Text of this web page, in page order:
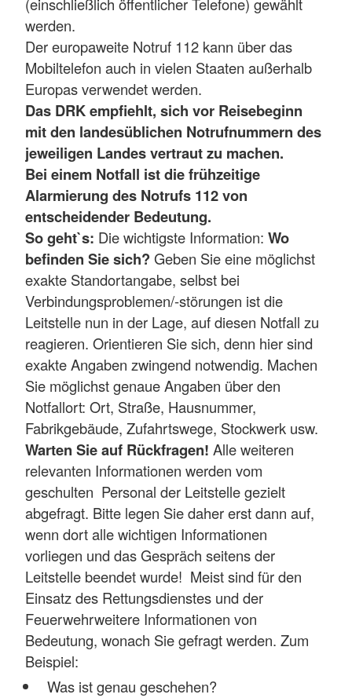
werden.
Der europaweite Notruf 112 kann über das
Mobiltelefon auch in vielen Staaten außerhalb
Europas verwendet werden.
Das DRK empfiehlt, sich vor Reisebeginn
mit den landesüblichen Notrufnummern des
jeweiligen Landes vertraut zu machen.
Bei einem Notfall ist die frühzeitige
Alarmierung des Notrufs 112 von
entscheidender Bedeutung.
So geht`s: Die wichtigste Information: Wo
befinden Sie sich?Geben Sie eine möglichst
exakte Standortangabe, selbst bei
Verbindungsproblemen/-störungen ist die
Leitstelle nun in der Lage, auf diesen Notfall zu
reagieren. Orientieren Sie sich, denn hier sind
exakte Angaben zwingend notwendig. Machen
Sie möglichst genaue Angaben über den
Notfallort: Ort, Straße, Hausnummer,
Fabrikgebäude, Zufahrtswege, Stockwerk usw.
Warten Sie auf Rückfragen! Alle weiteren
relevanten Informationen werden vom
geschulten Personal der Leitstelle gezielt
abgefragt. Bitte legen Sie daher erst dann auf,
wenn dort alle wichtigen Informationen
vorliegen und das Gespräch seitens der
Leitstelle beendet wurde! Meist sind für den
Einsatz des Rettungsdienstes und der
Feuerwehrweitere Informationen von
Bedeutung, wonach Sie gefragt werden. Zum
Beispiel:
Was ist genau geschehen?